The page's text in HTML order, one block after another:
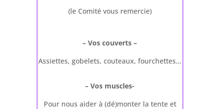
(le Comité vous remercie)
– Vos couverts –
Assiettes, gobelets, couteaux, fourchettes…
– Vos muscles-
Pour nous aider à (dé)monter la tente et